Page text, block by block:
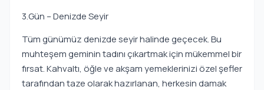
3.Gün – Denizde Seyir
Tüm günümüz denizde seyir halinde geçecek. Bu
muhteşem geminin tadını çıkartmak için mükemmel bir
fırsat. Kahvaltı, öğle ve akşam yemeklerinizi özel şefler
tarafından taze olarak hazırlanan, herkesin damak